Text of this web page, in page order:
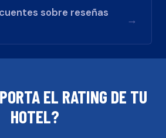
sobre reseñas
→
EL RATING DE TU
HOTEL?